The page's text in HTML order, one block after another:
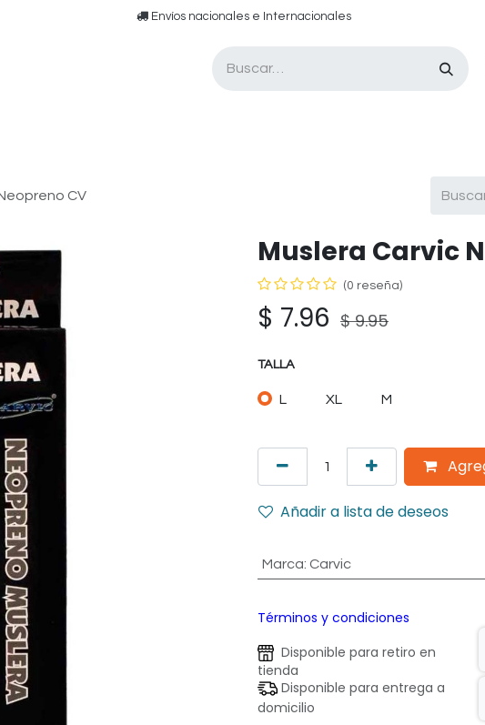
​​ E​nvíos nacionales e ​​​Internacionales​
CV
Muslera Carvic
(0 reseña)
$ 7.96 $9.95
TALLA
L XL M
Añadir a lista de deseos
Marca: Carvic
Términos y condiciones
Disponible para retiro en
tienda
Disponible para entrega a
domicilio